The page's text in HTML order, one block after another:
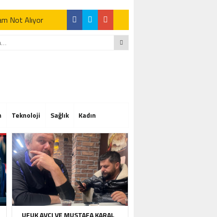
Not Alıyor
Not Alıyor
Teknoloji Sağlık Kadın
UFUK AVCI VE MUSTAFA KARAL